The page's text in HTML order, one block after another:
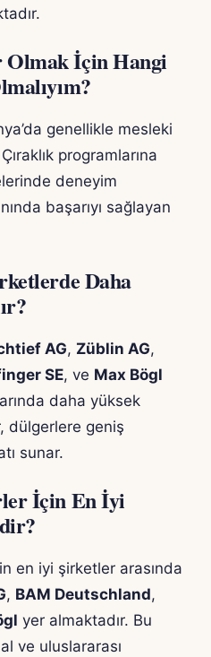
Olmak İçin Hangi
genellikle mesleki
programlarına
deneyim
başarıyı sağlayan
Daha
AG, Züblin AG,
SE, ve Max Bögl
daha yüksek
dülgerlere geniş
sunar.
İçin En İyi
en iyi şirketler arasında
, BAM Deutschland,
yer almaktadır. Bu
ve uluslararası